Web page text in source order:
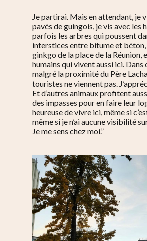
Je partirai. Mais en attendant, je
pavés de guingois, je vis avec les
parfois les arbres qui poussent
interstices entre bitume et béton,
ginkgo de la place de la Réunion,
humains qui vivent aussi ici. Dans
malgré la proximité du Père
touristes ne viennent pas.
Et d’autres animaux profitent
des impasses pour en faire leur
heureuse de vivre ici, même si
même si je n’ai aucune visibilité
Je me sens chez moi.”